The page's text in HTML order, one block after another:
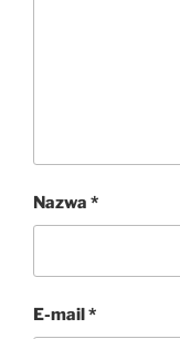
Nazwa *
E-mail *